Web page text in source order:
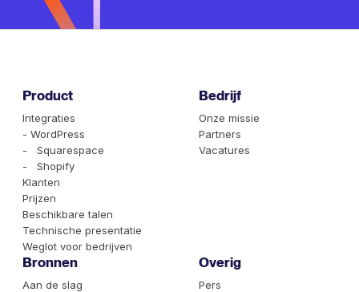
Product
Integraties
- WordPress
- Squarespace
- Shopify
Klanten
Prijzen
Beschikbare talen
Technische presentatie
Weglot voor bedrijven
Bedrijf
Onze missie
Partners
Vacatures
Bronnen
Aan de slag
Overig
Pers